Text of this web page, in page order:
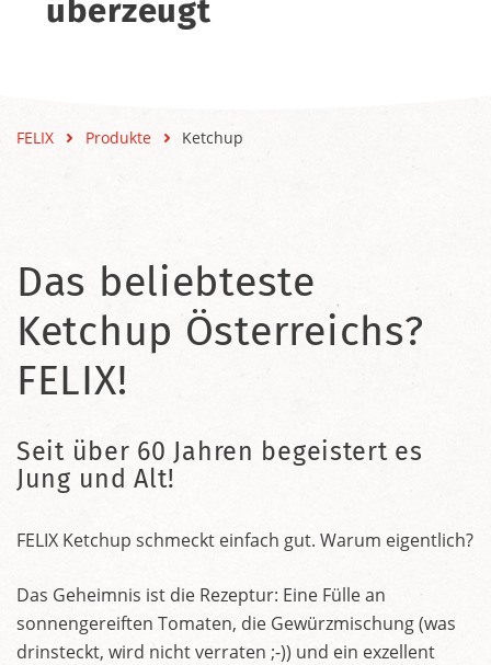
überzeugt
FELIX Produkte Ketchup
Das beliebteste
Ketchup Österreichs?
FELIX!
Seit über 60 Jahren begeistert es
Jung und Alt!
FELIX Ketchup schmeckt einfach gut. Warum eigentlich?
Das Geheimnis ist die Rezeptur: Eine Fülle an
sonnengereiften Tomaten, die Gewürzmischung (was
drinsteckt, wird nicht verraten ;-)) und ein exzellent